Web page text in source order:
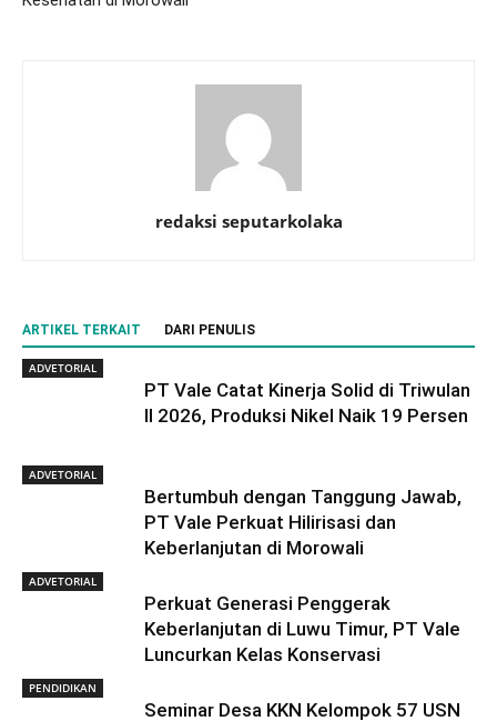
redaksi seputarkolaka
ARTIKEL TERKAIT DARI PENULIS
ADVETORIAL
PT Vale Catat Kinerja Solid di Triwulan
II 2026, Produksi Nikel Naik 19 Persen
ADVETORIAL
Bertumbuh dengan Tanggung Jawab,
PT Vale Perkuat Hilirisasi dan
Keberlanjutan di Morowali
ADVETORIAL
Perkuat Generasi Penggerak
Keberlanjutan di Luwu Timur, PT Vale
Luncurkan Kelas Konservasi
PENDIDIKAN
Seminar Desa KKN Kelompok 57 USN